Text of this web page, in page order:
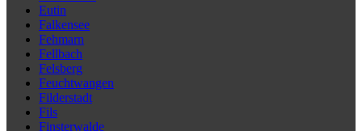
Eutin
Falkensee
Fehmarn
Fellbach
Felsberg
Feuchtwangen
Filderstadt
Fils
Finsterwalde